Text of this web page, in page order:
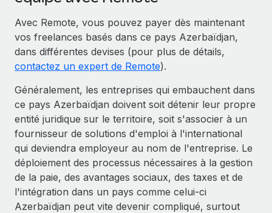
Avec Remote, vous pouvez payer dès maintenant
vos freelances basés dans ce pays Azerbaïdjan,
dans différentes devises (pour plus de détails,
contactez un expert de Remote).
Généralement, les entreprises qui embauchent dans
ce pays Azerbaïdjan doivent soit détenir leur propre
entité juridique sur le territoire, soit s'associer à un
fournisseur de solutions d'emploi à l'international
qui deviendra employeur au nom de l'entreprise. Le
déploiement des processus nécessaires à la gestion
de la paie, des avantages sociaux, des taxes et de
l'intégration dans un pays comme celui-ci
Azerbaïdjan peut vite devenir compliqué, surtout